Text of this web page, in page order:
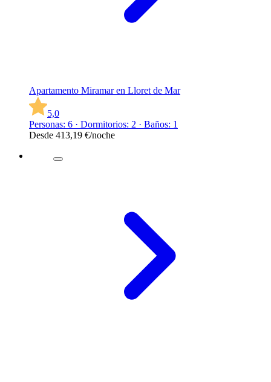
Apartamento Miramar en Lloret de Mar
5,0
Personas: 6 · Dormitorios: 2 · Baños: 1
Desde 413,19 €/noche